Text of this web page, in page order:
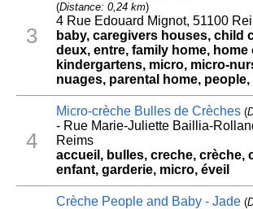
3
(Distance: 0,24 km)
4 Rue Edouard Mignot, 51100
baby, caregivers houses, child
deux, entre, family home, home
kindergartens, micro, micro-
nuages, parental home, people,
4
Micro-crèche Bulles de Crèches(
- Rue Marie-Juliette Baillia-
Reims
accueil, bulles, creche, crèche,
enfant, garderie, micro, éveil
Crèche People and Baby - Jade(